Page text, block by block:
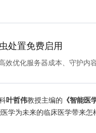
处置免费启用
效优化服务器成本、守护内
叶哲伟教授主编的 《智能医
学为未来的临床医学带来